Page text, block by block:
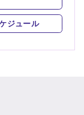
セリング
ィング
ジュール